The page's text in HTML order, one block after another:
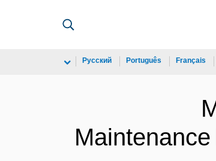
Français
Português
Русский